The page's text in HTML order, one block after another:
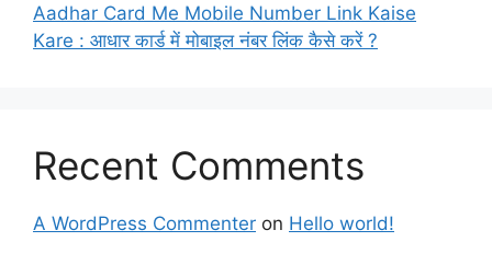
Aadhar Card Me Mobile Number Link Kaise
Kare : आधार कार्ड में मोबाइल नंबर लिंक कैसे करें ?
Recent Comments
A WordPress Commenter on Hello world!